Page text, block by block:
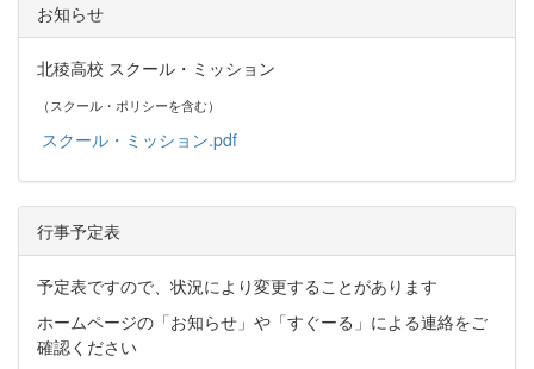
お知らせ
北稜高校 スクール・ミッション
（スクール・ポリシーを含む）
スクール・ミッション.pdf
行事予定表
予定表ですので、状況により変更することがあります
ホームページの「お知らせ」や「すぐーる」による連絡をご
確認ください